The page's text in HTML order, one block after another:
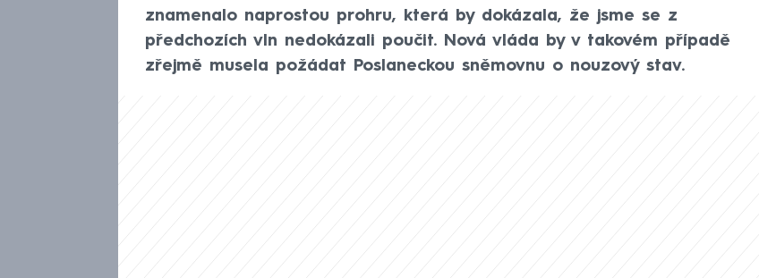
znamenalo naprostou prohru, která by dokázala, že jsme se z
předchozích vln nedokázali poučit. Nová vláda by v takovém případě
zřejmě musela požádat Poslaneckou sněmovnu o nouzový stav.